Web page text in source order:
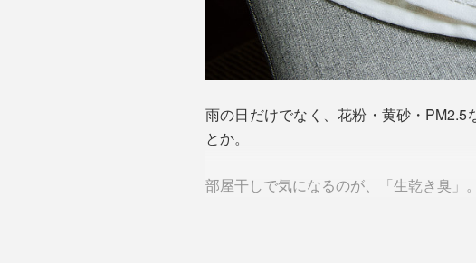
雨の日だけでなく、花粉・黄砂・
とか。
部屋干しで気になるのが、「生乾き臭」
一度ついたニオイは洗濯しても取れに